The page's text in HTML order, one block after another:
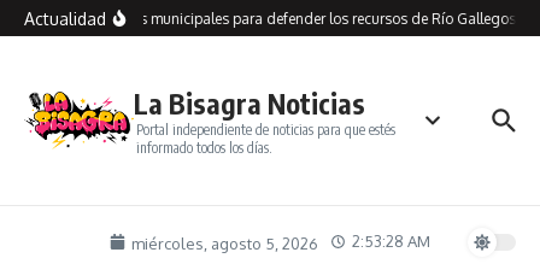
Saltar al contenido
Actualidad
dependencias municipales para defender los recursos de Río Gallegos y
La Bisagra Noticias
Portal independiente de noticias para que estés
informado todos los días.
miércoles, agosto 5, 2026 2:53:28 AM